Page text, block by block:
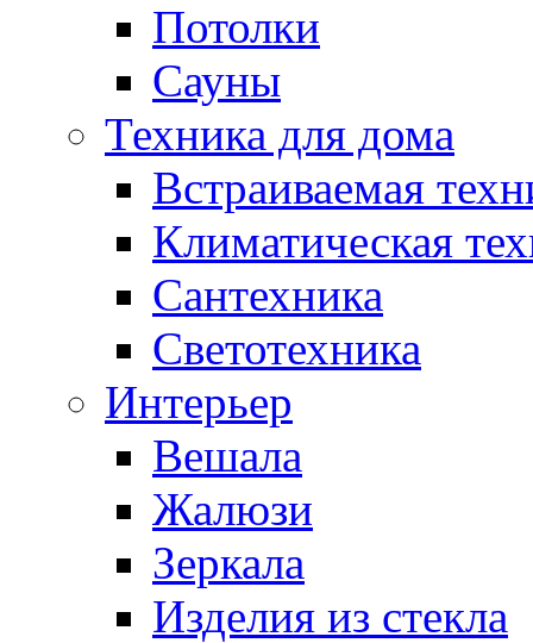
Потолки
Сауны
Техника для дома
Встраиваемая
Климатическая
Сантехника
Светотехника
Интерьер
Вешала
Жалюзи
Зеркала
Изделия из стекла